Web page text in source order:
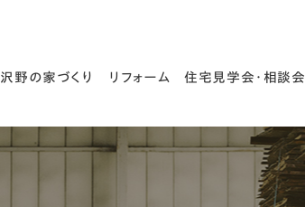
沢野の家づくり
木と匠の技
リフォーム
住宅診断・耐震診断
住宅見学会・相談会